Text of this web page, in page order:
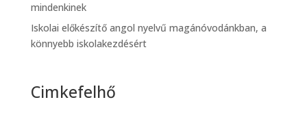
mindenkinek
Iskolai előkészítő angol nyelvű magánóvodánkban, a
könnyebb iskolakezdésért
Cimkefelhő